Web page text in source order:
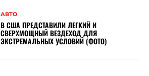
АВТО
В США ПРЕДСТАВИЛИ ЛЕГКИЙ И
СВЕРХМОЩНЫЙ ВЕЗДЕХОД ДЛЯ
ЭКСТРЕМАЛЬНЫХ УСЛОВИЙ (ФОТО)